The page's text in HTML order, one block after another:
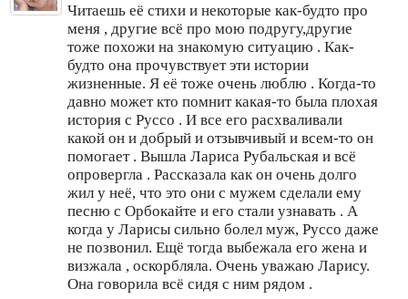
Читаешь её стихи и некоторые как-будто про
меня , другие всё про мою подругу,другие
тоже похожи на знакомую ситуацию . Как-
будто она прочувствует эти истории
жизненные. Я её тоже очень люблю . Когда-то
давно может кто помнит какая-то была плохая
история с Руссо . И все его расхваливали
какой он и добрый и отзывчивый и всем-то он
помогает . Вышла Лариса Рубальская и всё
опровергла . Рассказала как он очень долго
жил у неё, что это они с мужем сделали ему
песню с Орбокайте и его стали узнавать . А
когда у Ларисы сильно болел муж, Руссо даже
не позвонил. Ещё тогда выбежала его жена и
визжала , оскорбляла. Очень уважаю Ларису.
Она говорила всё сидя с ним рядом .